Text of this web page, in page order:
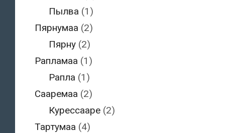
Пылва (1)
Пярнумаа (2)
Пярну (2)
Рапламаа (1)
Рапла (1)
Сааремаа (2)
Курессааре (2)
Тартумаа (4)